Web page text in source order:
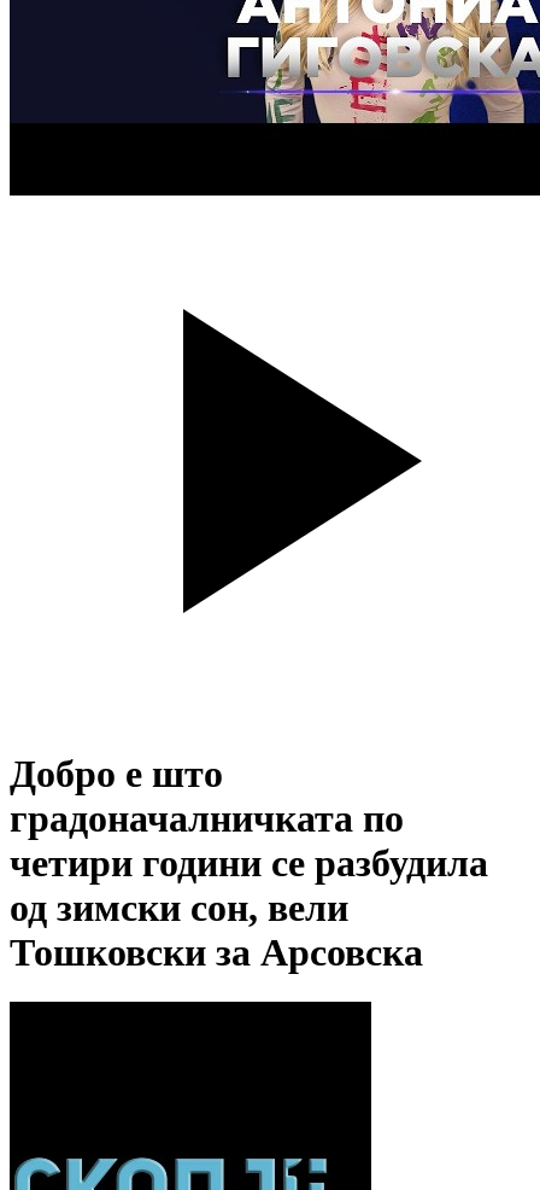
Добро е што
градоначалничката по
четири години се разбудила
од зимски сон, вели
Тошковски за Арсовска